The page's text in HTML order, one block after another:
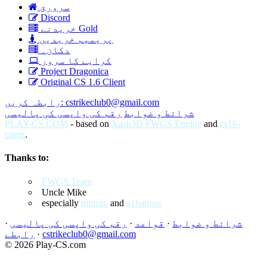
سرورق
Discord
خریدنے Gold
پریمیم خریدیں
دکان۔
کرایے کا سرور
Project Dragonica
Original CS 1.6 Client
رابطہ کریں: cstrikeclub0@gmail.com
شرائط و ضوابط رقم کی واپسی کی پالیسی
PLAY-CS.COM - based on Xash3D FWGS Engine and cs16-
client.
Thanks to:
FWGS Team
Uncle Mike
especially mittorn and a1batross
شرائط و ضوابط · قواعد · رقم کی واپسی کی پالیسی ·
رابطے · cstrikeclub0@gmail.com
© 2026 Play-CS.com